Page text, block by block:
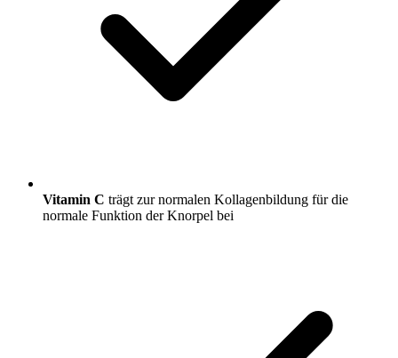
Vitamin C trägt zur normalen Kollagenbildung für die
normale Funktion der Knorpel bei